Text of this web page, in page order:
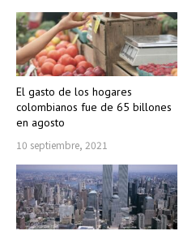
El gasto de los hogares
colombianos fue de 65 billones
en agosto
10 septiembre, 2021